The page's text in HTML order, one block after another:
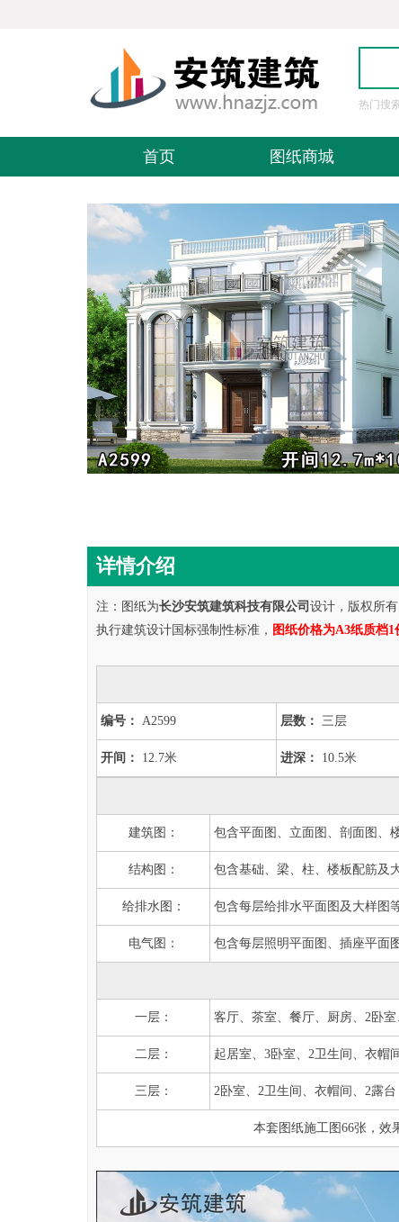
热门搜
首页 图纸商城
详情介绍
注：图纸为长沙安筑建筑科技有限公司 设计，版权所
执行建筑设计国标强制性标准， 图纸价格为A3纸质档1
编号： A2599 层数： 三层
开间： 12.7米 进深： 10.5米
建筑图： 包含平面图、立面图、剖面图、
结构图： 包含基础、梁、柱、楼板配筋及
给排水图： 包含每层给排水平面图及大样图
电气图： 包含每层照明平面图、插座平面
一层： 客厅、茶室、餐厅、厨房、2卧
二层： 起居室、3卧室、2卫生间、衣帽
三层： 2卧室、2卫生间、衣帽间、2露台
本套图纸施工图66张，效